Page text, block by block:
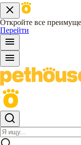
Откройте все
Перейти